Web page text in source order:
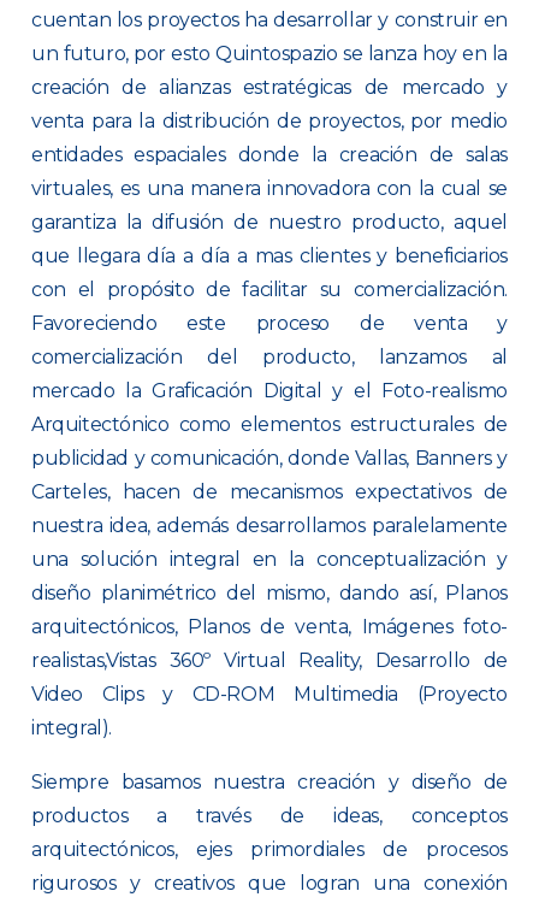
cuentan los proyectos ha desarrollar y construir en
un futuro, por esto Quintospazio se lanza hoy en la
creación de alianzas estratégicas de mercado y
venta para la distribución de proyectos, por medio
entidades espaciales donde la creación de salas
virtuales, es una manera innovadora con la cual se
garantiza la difusión de nuestro producto, aquel
que llegara día a día a mas clientes y beneficiarios
con el propósito de facilitar su comercialización.
Favoreciendo este proceso de venta y
comercialización del producto, lanzamos al
mercado la Graficación Digital y el Foto-realismo
Arquitectónico como elementos estructurales de
publicidad y comunicación, donde Vallas, Banners y
Carteles, hacen de mecanismos expectativos de
nuestra idea, además desarrollamos paralelamente
una solución integral en la conceptualización y
diseño planimétrico del mismo, dando así, Planos
arquitectónicos, Planos de venta, Imágenes foto-
realistas,Vistas 360º Virtual Reality, Desarrollo de
Video Clips y CD-ROM Multimedia (Proyecto
integral).
Siempre basamos nuestra creación y diseño de
productos a través de ideas, conceptos
arquitectónicos, ejes primordiales de procesos
rigurosos y creativos que logran una conexión